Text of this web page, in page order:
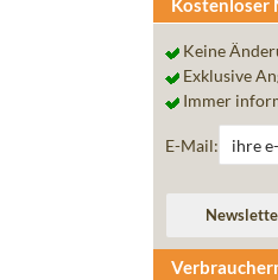
Kostenloser
Keine
Exklusive
Immer
E-Mail: